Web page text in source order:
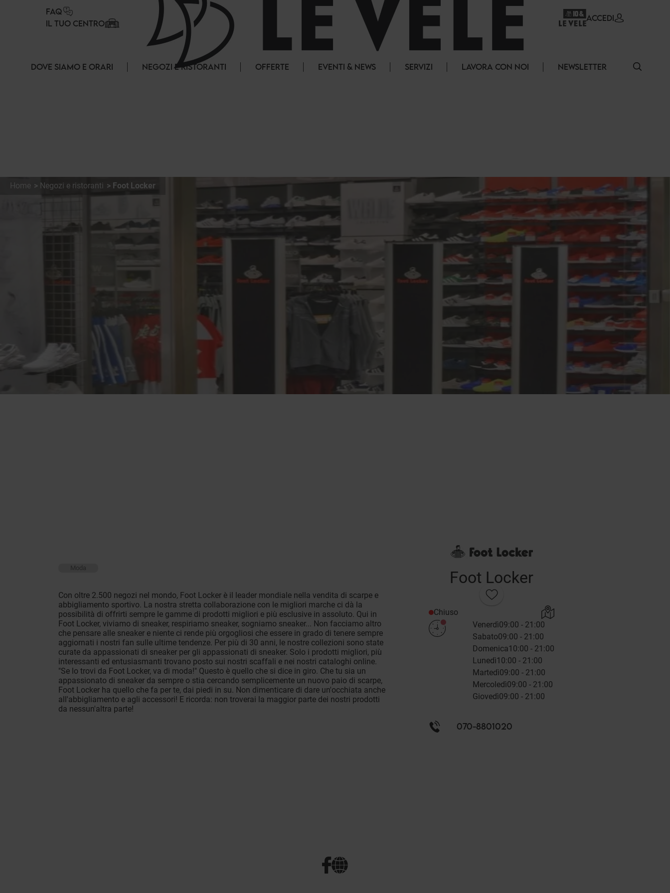
FAQ
IL TUO CENTRO
ACCEDI
DOVE SIAMO E ORARI NEGOZI E RISTORANTI OFFERTE EVENTI & NEWS SERVIZI LAVORA CON NOI NEWSLETTER
Home Negozi e ristoranti Foot Locker
Foot Locker
Chiuso
Venerdì09:00 - 21:00
Sabato09:00 - 21:00
Domenica10:00 - 21:00
Lunedì10:00 - 21:00
Martedì09:00 - 21:00
Mercoledì09:00 - 21:00
Giovedì09:00 - 21:00
070-8801020
Moda
Con oltre 2.500 negozi nel mondo, Foot Locker è il leader mondiale nella vendita di scarpe e
abbigliamento sportivo. La nostra stretta collaborazione con le migliori marche ci dà la
possibilità di offrirti sempre le gamme di prodotti migliori e più esclusive in assoluto. Qui in
Foot Locker, viviamo di sneaker, respiriamo sneaker, sogniamo sneaker... Non facciamo altro
che pensare alle sneaker e niente ci rende più orgogliosi che essere in grado di tenere sempre
aggiornati i nostri fan sulle ultime tendenze. Per più di 30 anni, le nostre collezioni sono state
curate da appassionati di sneaker per gli appassionati di sneaker. Solo i prodotti migliori, più
interessanti ed entusiasmanti trovano posto sui nostri scaffali e nei nostri cataloghi online.
"Se lo trovi da Foot Locker, va di moda!" Questo è quello che si dice in giro. Che tu sia un
appassionato di sneaker da sempre o stia cercando semplicemente un nuovo paio di scarpe,
Foot Locker ha quello che fa per te, dai piedi in su. Non dimenticare di dare un'occhiata anche
all'abbigliamento e agli accessori! E ricorda: non troverai la maggior parte dei nostri prodotti
da nessun'altra parte!
Pannello di gestione dei cookies